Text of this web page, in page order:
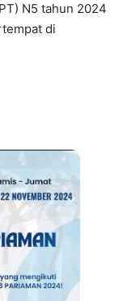
N5 tahun 2024
di